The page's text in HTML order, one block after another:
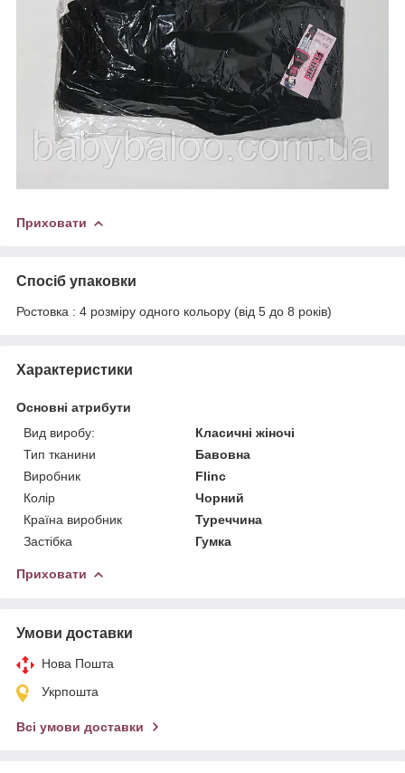
Приховати
Спосіб упаковки
Ростовка : 4 розміру одного кольору (від 5 до 8 років)
Характеристики
Основні атрибути
Вид виробу:
Класичні жіночі
Тип тканини
Бавовна
Виробник
Flinc
Колір
Чорний
Країна виробник
Туреччина
Застібка
Гумка
Приховати
Умови доставки
Нова Пошта
Укрпошта
Всі умови доставки